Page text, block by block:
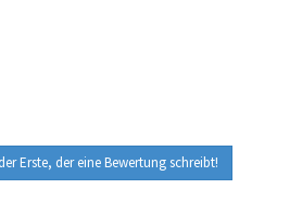
Erste, der eine Bewertung schreibt!